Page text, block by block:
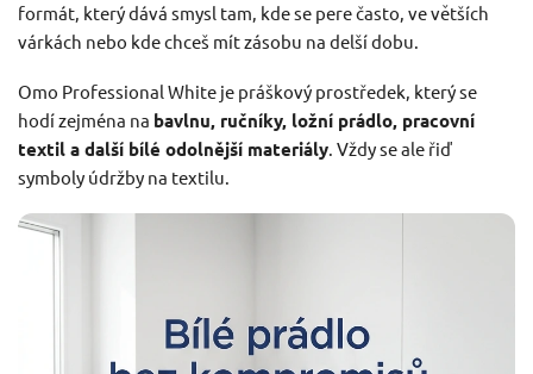
formát, který dává smysl tam, kde se pere často, ve větších
várkách nebo kde chceš mít zásobu na delší dobu.
Omo Professional White je práškový prostředek, který se
hodí zejména na bavlnu, ručníky, ložní prádlo, pracovní
textil a další bílé odolnější materiály . Vždy se ale řiď
symboly údržby na textilu.